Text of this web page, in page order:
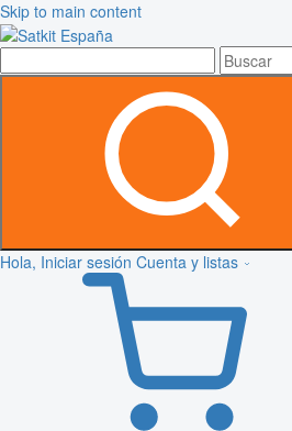
Skip to main content
Hola, Iniciar sesión Cuenta y listas